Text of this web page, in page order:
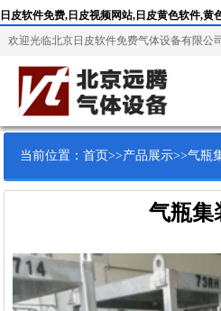
日皮软件免费,日皮视频网站,日皮黄色软件,黄
欢迎光临北京日皮软件免费气体设备有限公司
当前位置：首页>>产品展示>>气瓶
气瓶集